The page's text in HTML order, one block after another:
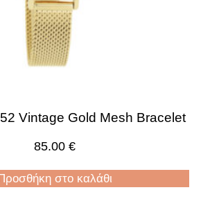
Vintage Gold Mesh Bracelet
85.00 €
Προσθήκη στο καλάθι